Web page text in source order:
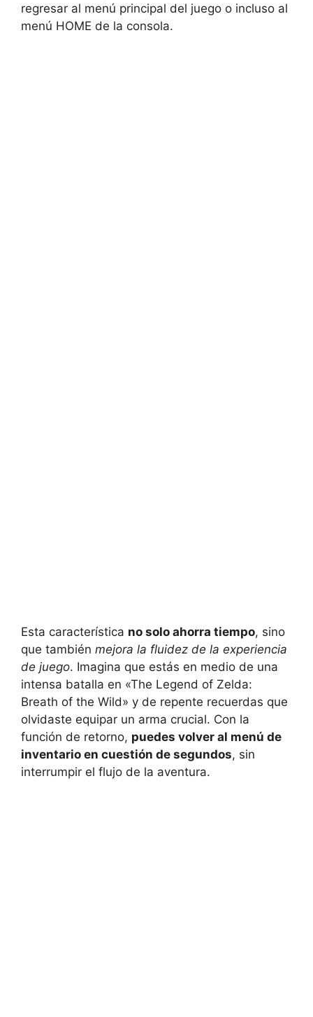
regresar al menú principal del juego o incluso al
menú HOME de la consola.
Esta característica no solo ahorra tiempo, sino
que también mejora la fluidez de la experiencia
de juego. Imagina que estás en medio de una
intensa batalla en «The Legend of Zelda:
Breath of the Wild» y de repente recuerdas que
olvidaste equipar un arma crucial. Con la
función de retorno, puedes volver al menú de
inventario en cuestión de segundos, sin
interrumpir el flujo de la aventura.